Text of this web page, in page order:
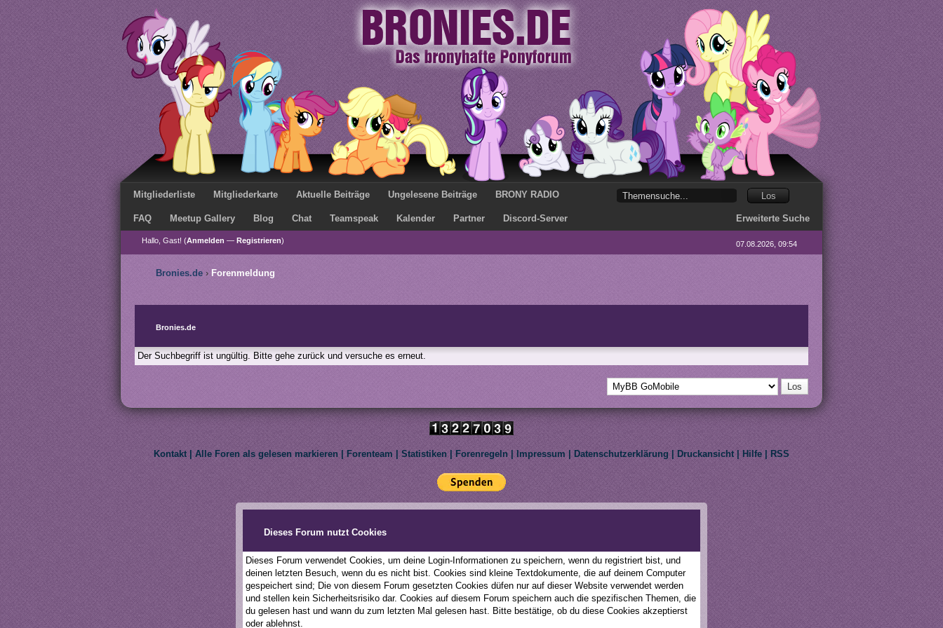
Dieses Forum nutzt Cookies
Dieses Forum verwendet Cookies, um deine Login-Informationen zu speichern, wenn du registriert bist, und
deinen letzten Besuch, wenn du es nicht bist. Cookies sind kleine Textdokumente, die auf deinem Computer
gespeichert sind; Die von diesem Forum gesetzten Cookies düfen nur auf dieser Website verwendet werden
und stellen kein Sicherheitsrisiko dar. Cookies auf diesem Forum speichern auch die spezifischen Themen, die
du gelesen hast und wann du zum letzten Mal gelesen hast. Bitte bestätige, ob du diese Cookies akzeptierst
oder ablehnst.
Mitgliederliste Mitgliederkarte Aktuelle Beiträge Ungelesene Beiträge BRONY RADIO
FAQ Meetup Gallery Blog Chat Teamspeak Kalender Partner Discord-Server Erweiterte Suche
Hallo, Gast! (Anmelden — Registrieren) 07.08.2026, 09:54
Bronies.de › Forenmeldung
Bronies.de
Der Suchbegriff ist ungültig. Bitte gehe zurück und versuche es erneut.
Kontakt Alle Foren als gelesen markieren Forenteam Statistiken |Forenregeln Impressum Datenschutzerklärung Druckansicht| Hilfe RSS
We do not own My Little Pony: Friendship Is Magic. We are not affiliated with Hasbro Inc. All rights reserved to their respective owners.
This forum usesLukasz TkaczMyBB addons.